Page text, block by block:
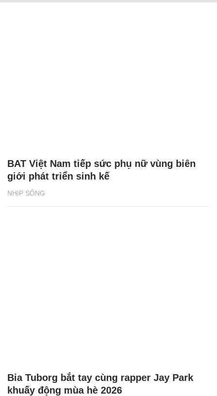
NHỊP SỐNG
BAT Việt Nam tiếp sức phụ nữ vùng biên
giới phát triển sinh kế
Bia Tuborg bắt tay cùng rapper Jay Park
khuấy động mùa hè 2026